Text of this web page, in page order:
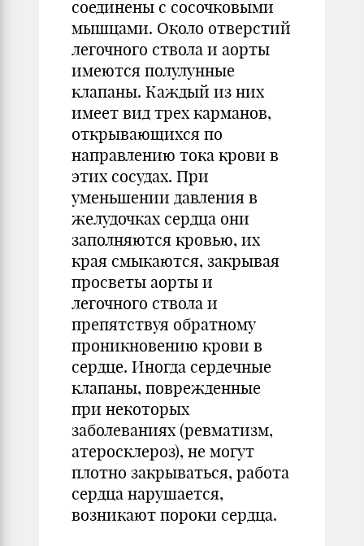
соединены с сосочковыми
мышцами. Около отверстий
легочного ствола и аорты
имеются полулунные
клапаны. Каждый из них
имеет вид трех карманов,
открывающихся по
направлению тока крови в
этих сосудах. При
уменьшении давления в
желудочках сердца они
заполняются кровью, их
края смыкаются, закрывая
просветы аорты и
легочного ствола и
препятствуя обратному
проникновению крови в
сердце. Иногда сердечные
клапаны, поврежденные
при некоторых
заболеваниях (ревматизм,
атеросклероз), не могут
плотно закрываться, работа
сердца нарушается,
возникают пороки сердца.